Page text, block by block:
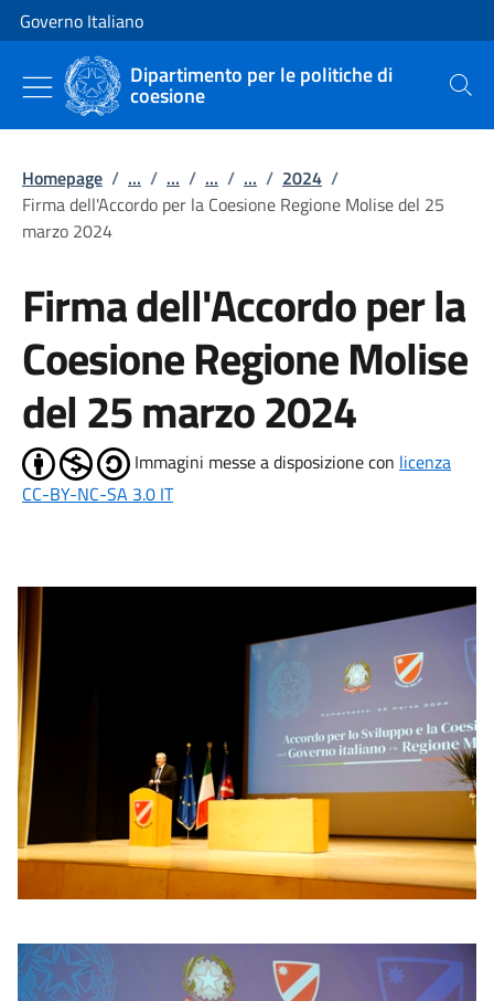
Vai al contenuto
Vai alla navigazione del sito
Governo Italiano
Dipartimento per le politiche di
coesione Cerca
Homepage / ... / ... / ... / ... / 2024 /
Firma dell'Accordo per la Coesione Regione Molise del 25
marzo 2024
Firma dell'Accordo per la
Coesione Regione Molise
del 25 marzo 2024
Immagini messe a disposizione con licenza
CC-BY-NC-SA 3.0 IT